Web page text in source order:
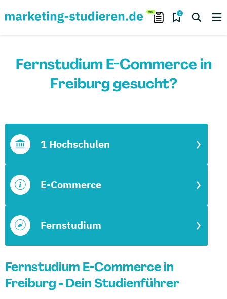
0
Fernstudium E-Commerce in
Freiburg gesucht?
Fernstudium
E-Commerce
1 Hochschulen
Fernstudium E-Commerce in
Freiburg - Dein Studienführer